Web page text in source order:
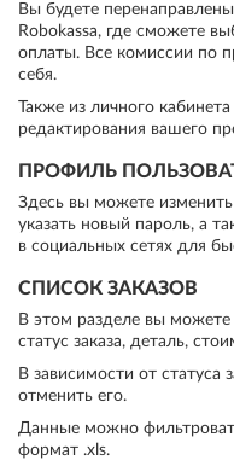
Вы будете
Robokassa, где сможете
оплаты. Все комиссии по
себя.
Также из личного
редактирования вашего
ПРОФИЛЬ
Здесь вы можете
указать новый пароль, а
в социальных сетях для
СПИСОК ЗАКАЗОВ
В этом разделе вы можете
статус заказа, деталь,
В зависимости от статуса
отменить его.
Данные можно
формат .xls.